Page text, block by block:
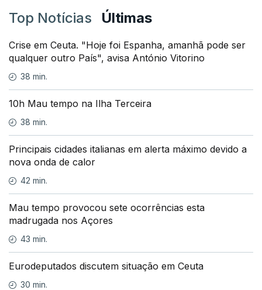
Top Notícias Últimas
Crise em Ceuta. "Hoje foi Espanha, amanhã pode ser
qualquer outro País", avisa António Vitorino
38 min.
10h Mau tempo na Ilha Terceira
38 min.
Principais cidades italianas em alerta máximo devido a
nova onda de calor
42 min.
Mau tempo provocou sete ocorrências esta
madrugada nos Açores
43 min.
Eurodeputados discutem situação em Ceuta
30 min.